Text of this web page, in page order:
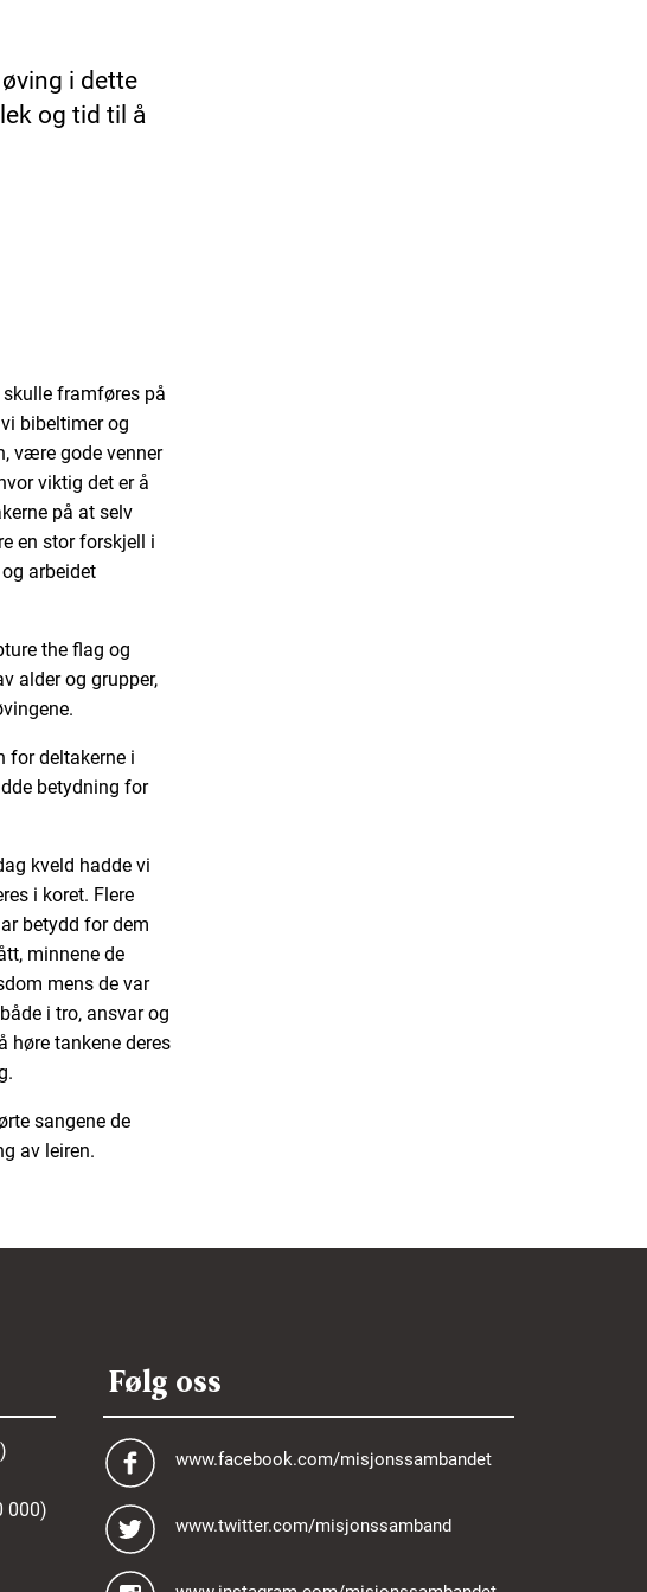
i dette
og tid til å
framføres på
bibeltimer og
være gode venner
viktig det er å
på at selv
en stor forskjell i
arbeidet
the flag og
alder og grupper,
for deltakerne i
betydning for
kveld hadde vi
i koret. Flere
betydd for dem
minnene de
mens de var
i tro, ansvar og
høre tankene deres
sangene de
av leiren.
000)
Følg oss
www.facebook.com/misjonssambandet
www.twitter.com/misjonssamband